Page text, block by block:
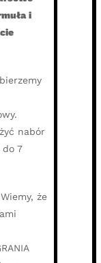
i
nabór
do 7
że